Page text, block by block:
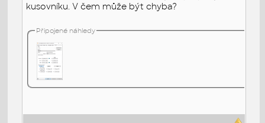
kusovníku. V čem může být chyba?
Připojené náhledy